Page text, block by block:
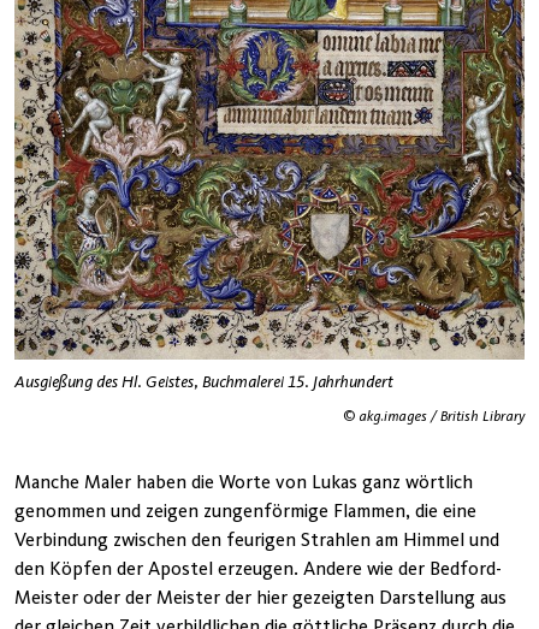
© akg.images / British Library
Ausgießung des Hl. Geistes, Buchmalerei 15. Jahrhundert
Manche Maler haben die Worte von Lukas ganz wörtlich
genommen und zeigen zungenförmige Flammen, die eine
Verbindung zwischen den feurigen Strahlen am Himmel und
den Köpfen der Apostel erzeugen. Andere wie der Bedford-
Meister oder der Meister der hier gezeigten Darstellung aus